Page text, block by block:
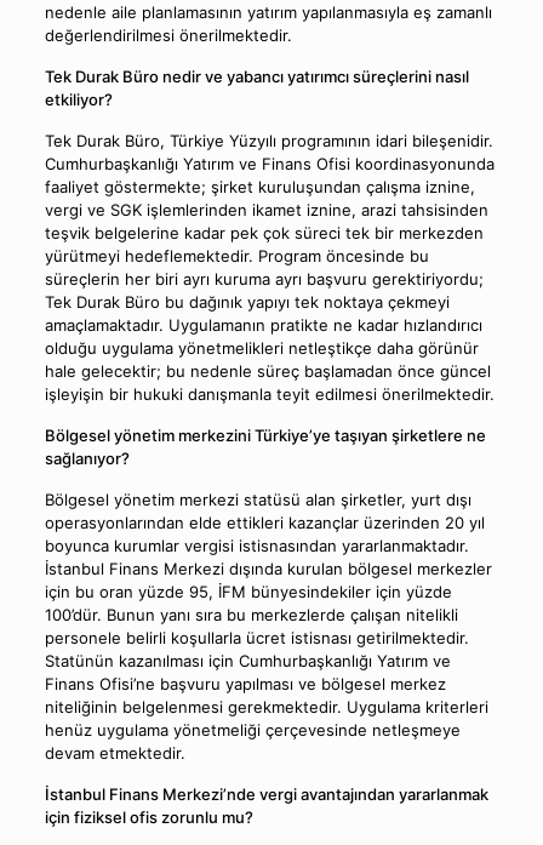
nedenle aile planlamasının yatırım yapılanmasıyla eş zamanlı
değerlendirilmesi önerilmektedir.
Tek Durak Büro nedir ve yabancı yatırımcı süreçlerini nasıl
etkiliyor?
Tek Durak Büro, Türkiye Yüzyılı programının idari bileşenidir.
Cumhurbaşkanlığı Yatırım ve Finans Ofisi koordinasyonunda
faaliyet göstermekte; şirket kuruluşundan çalışma iznine,
vergi ve SGK işlemlerinden ikamet iznine, arazi tahsisinden
teşvik belgelerine kadar pek çok süreci tek bir merkezden
yürütmeyi hedeflemektedir. Program öncesinde bu
süreçlerin her biri ayrı kuruma ayrı başvuru gerektiriyordu;
Tek Durak Büro bu dağınık yapıyı tek noktaya çekmeyi
amaçlamaktadır. Uygulamanın pratikte ne kadar hızlandırıcı
olduğu uygulama yönetmelikleri netleştikçe daha görünür
hale gelecektir; bu nedenle süreç başlamadan önce güncel
işleyişin bir hukuki danışmanla teyit edilmesi önerilmektedir.
Bölgesel yönetim merkezini Türkiye’ye taşıyan şirketlere ne
sağlanıyor?
Bölgesel yönetim merkezi statüsü alan şirketler, yurt dışı
operasyonlarından elde ettikleri kazançlar üzerinden 20 yıl
boyunca kurumlar vergisi istisnasından yararlanmaktadır.
İstanbul Finans Merkezi dışında kurulan bölgesel merkezler
için bu oran yüzde 95, İFM bünyesindekiler için yüzde
100’dür. Bunun yanı sıra bu merkezlerde çalışan nitelikli
personele belirli koşullarla ücret istisnası getirilmektedir.
Statünün kazanılması için Cumhurbaşkanlığı Yatırım ve
Finans Ofisi’ne başvuru yapılması ve bölgesel merkez
niteliğinin belgelenmesi gerekmektedir. Uygulama kriterleri
henüz uygulama yönetmeliği çerçevesinde netleşmeye
devam etmektedir.
İstanbul Finans Merkezi’nde vergi avantajından yararlanmak
için fiziksel ofis zorunlu mu?